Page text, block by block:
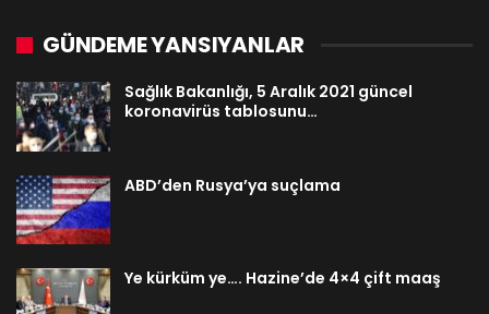
GÜNDEME YANSIYANLAR
Sağlık Bakanlığı, 5 Aralık 2021 güncel
koronavirüs tablosunu…
ABD’den Rusya’ya suçlama
Ye kürküm ye…. Hazine’de 4×4 çift maaş